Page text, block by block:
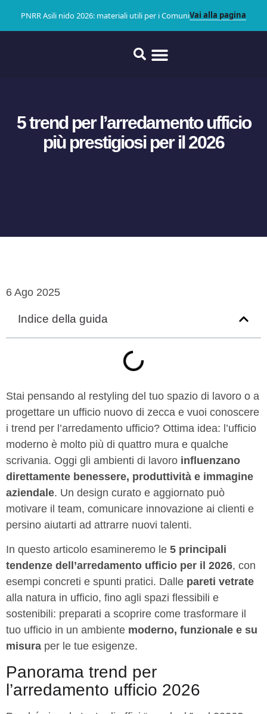
PNRR Asili nido 2026: materiali utili per i ComuniVai alla pagina
5 trend per l’arredamento ufficio
più prestigiosi per il 2026
6 Ago 2025
Indice della guida
Stai pensando al restyling del tuo spazio di lavoro o a
progettare un ufficio nuovo di zecca e vuoi conoscere
i trend per l’arredamento ufficio? Ottima idea: l’ufficio
moderno è molto più di quattro mura e qualche
scrivania. Oggi gli ambienti di lavoro influenzano
direttamente benessere, produttività e immagine
aziendale. Un design curato e aggiornato può
motivare il team, comunicare innovazione ai clienti e
persino aiutarti ad attrarre nuovi talenti.
In questo articolo esamineremo le 5 principali
tendenze dell’arredamento ufficio per il 2026, con
esempi concreti e spunti pratici. Dalle pareti vetrate
alla natura in ufficio, fino agli spazi flessibili e
sostenibili: preparati a scoprire come trasformare il
tuo ufficio in un ambiente moderno, funzionale e su
misura per le tue esigenze.
Panorama trend per
l’arredamento ufficio 2026